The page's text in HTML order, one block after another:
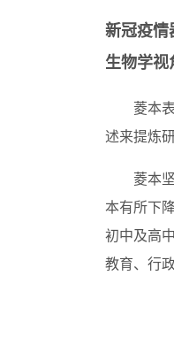
新冠疫情
生物学视
菱本
述来提炼
菱本
本有所下
初中及高
教育、行